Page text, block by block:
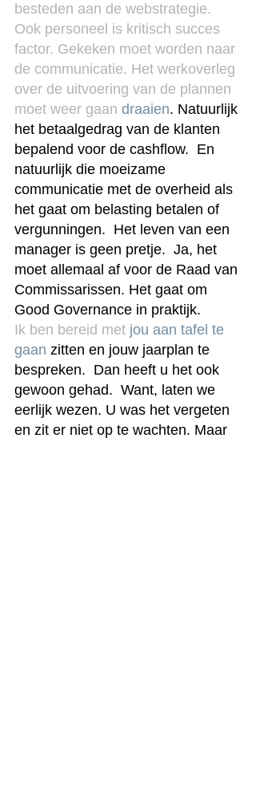
besteden aan de webstrategie.
Ook personeel is kritisch succes
factor. Gekeken moet worden naar
de communicatie. Het werkoverleg
over de uitvoering van de plannen
moet weer gaan draaien. Natuurlijk
het betaalgedrag van de klanten
bepalend voor de cashflow.  En
natuurlijk die moeizame
communicatie met de overheid als
het gaat om belasting betalen of
vergunningen.  Het leven van een
manager is geen pretje.  Ja, het
moet allemaal af voor de Raad van
Commissarissen. Het gaat om
Good Governance in praktijk.
Ik ben bereid met jou aan tafel te
gaan zitten en jouw jaarplan te
bespreken.  Dan heeft u het ook
gewoon gehad.  Want, laten we
eerlijk wezen. U was het vergeten
en zit er niet op te wachten. Maar